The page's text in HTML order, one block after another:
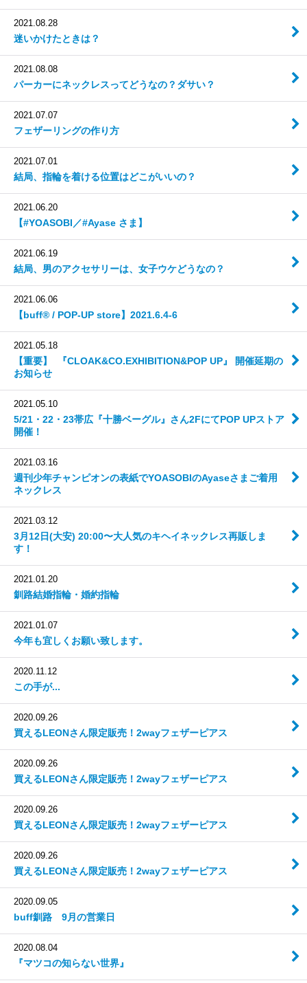
2021.08.28
迷いかけたときは？
2021.08.08
パーカーにネックレスってどうなの？ダサい？
2021.07.07
フェザーリングの作り方
2021.07.01
結局、指輪を着ける位置はどこがいいの？
2021.06.20
【#YOASOBI／#Ayase さま】
2021.06.19
結局、男のアクセサリーは、女子ウケどうなの？
2021.06.06
【buff®︎ / POP-UP store】 2021.6.4-6
2021.05.18
【重要】 『CLOAK&CO.EXHIBITION&POP UP』 開催延期の
お知らせ
2021.05.10
5/21・22・23帯広『十勝ベーグル』さん2FにてPOP UPストア
開催！
2021.03.16
週刊少年チャンピオンの表紙でYOASOBIのAyaseさまご着用
ネックレス
2021.03.12
3月12日(大安) 20:00〜大人気のキヘイネックレス再販しま
す！
2021.01.20
釧路結婚指輪・婚約指輪
2021.01.07
今年も宜しくお願い致します。
2020.11.12
この手が...
2020.09.26
買えるLEONさん限定販売！2wayフェザーピアス
2020.09.26
買えるLEONさん限定販売！2wayフェザーピアス
2020.09.26
買えるLEONさん限定販売！2wayフェザーピアス
2020.09.26
買えるLEONさん限定販売！2wayフェザーピアス
2020.09.05
buff釧路 9月の営業日
2020.08.04
『マツコの知らない世界』